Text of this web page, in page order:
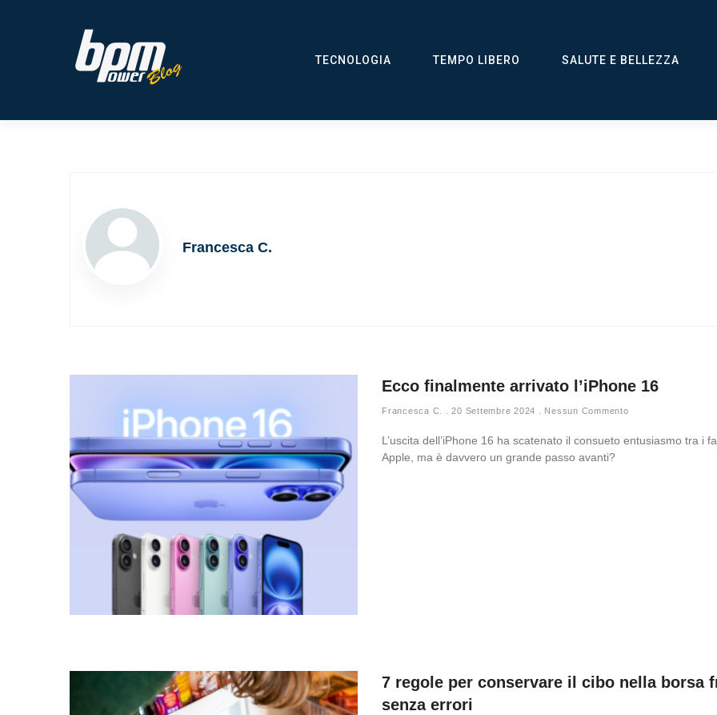
TECNOLOGIA TEMPO LIBERO SALUTE E BELLEZZA
Francesca C.
Ecco finalmente arrivato l’iPhone 16
Francesca C. 20 Settembre 2024 Nessun Commento
L’uscita dell’iPhone 16 ha scatenato il consueto entusiasmo tra i
Apple, ma è davvero un grande passo avanti?
7 regole per conservare il cibo nella borsa
senza errori